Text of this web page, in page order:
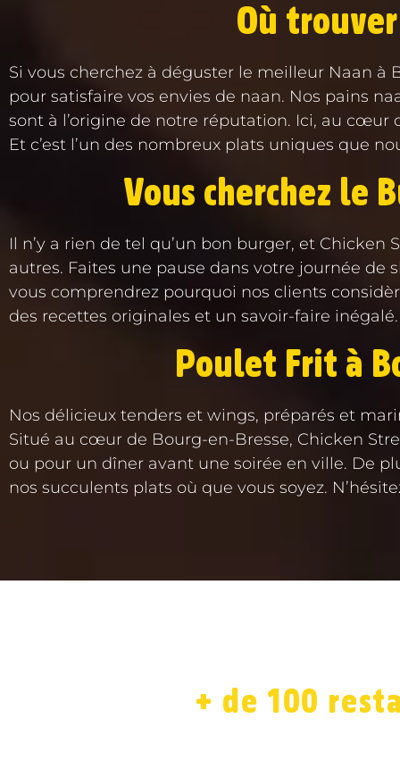
Où
Si vous cherchez à déguster le meilleur Naan à
pour satisfaire vos envies de naan. Nos pains
sont à l’origine de notre réputation. Ici, au cœur
Et c’est l’un des nombreux plats uniques que
Vous cherchez le
Il n’y a rien de tel qu’un bon burger, et
autres. Faites une pause dans votre journée
vous comprendrez pourquoi nos clients
des recettes originales et un savoir-faire inégalé.
Poulet Frit à
Nos délicieux tenders et wings, préparés et
Situé au cœur de Bourg-en-Bresse, Chicken
ou pour un dîner avant une soirée en ville. De
nos succulents plats où que vous soyez.
+ de 100